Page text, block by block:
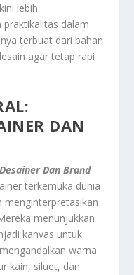
lebih
dalam
terbuat dari bahan
agar tetap rapi
DAN
Dan Brand
terkemuka dunia
menginterpretasikan
menunjukkan
kanvas untuk
warna
kain, siluet, dan